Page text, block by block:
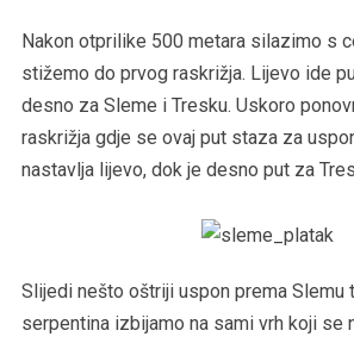
Nakon otprilike 500 metara silazimo s
stižemo do prvog raskrižja. Lijevo ide
desno za Sleme i Tresku. Uskoro
raskrižja gdje se ovaj put staza za
nastavlja lijevo, dok je desno put za
Slijedi nešto oštriji uspon prema Slemu
serpentina izbijamo na sami vrh koji se